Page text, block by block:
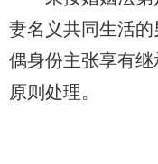
妻名义共同生活
偶身份主张享有
原则处理。